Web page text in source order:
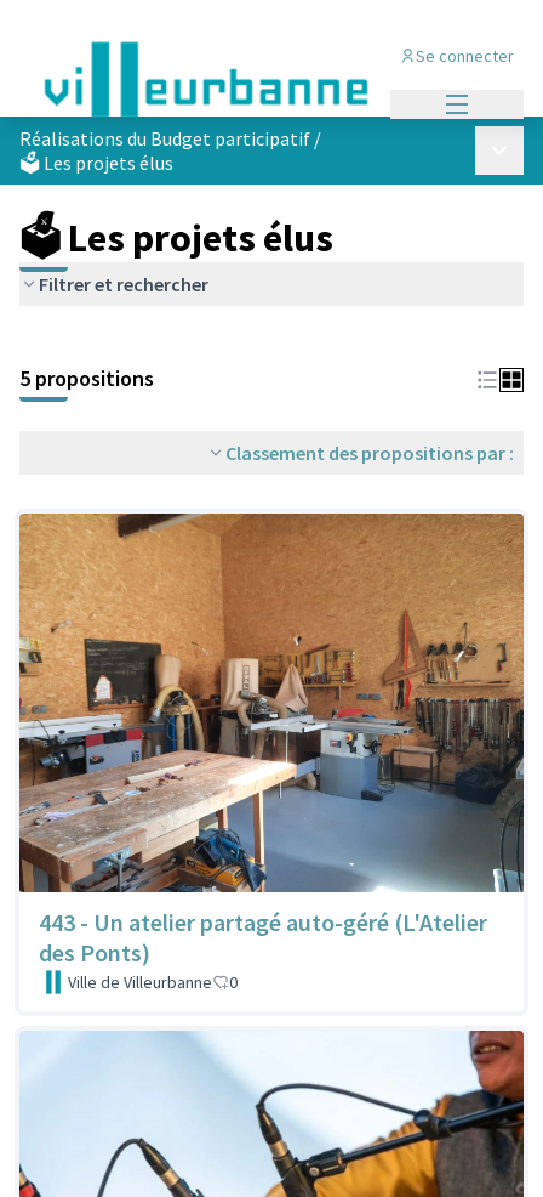
Se connecter
Réalisations du Budget participatif /
🗳️ Les projets élus
🗳️ Les projets élus
Filtrer et rechercher
+
−
5 propositions
Classement des propositions par :
443 - Un atelier partagé auto-géré (L'Atelier
des Ponts)
Ville de Villeurbanne 0